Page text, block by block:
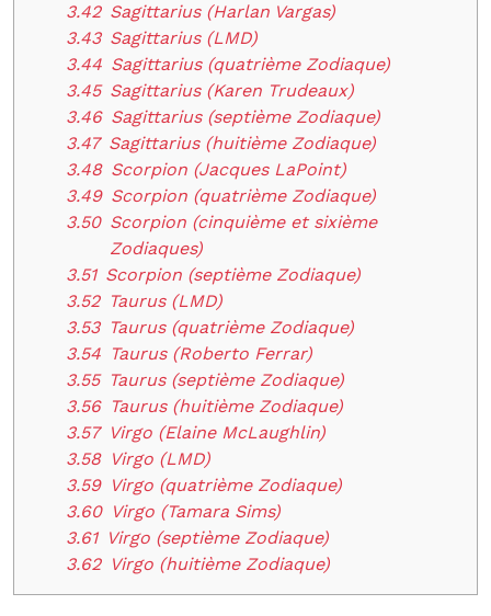
3.42 Sagittarius (Harlan Vargas)
3.43 Sagittarius (LMD)
3.44 Sagittarius (quatrième Zodiaque)
3.45 Sagittarius (Karen Trudeaux)
3.46 Sagittarius (septième Zodiaque)
3.47 Sagittarius (huitième Zodiaque)
3.48 Scorpion (Jacques LaPoint)
3.49 Scorpion (quatrième Zodiaque)
3.50 Scorpion (cinquième et sixième
Zodiaques)
3.51 Scorpion (septième Zodiaque)
3.52 Taurus (LMD)
3.53 Taurus (quatrième Zodiaque)
3.54 Taurus (Roberto Ferrar)
3.55 Taurus (septième Zodiaque)
3.56 Taurus (huitième Zodiaque)
3.57 Virgo (Elaine McLaughlin)
3.58 Virgo (LMD)
3.59 Virgo (quatrième Zodiaque)
3.60 Virgo (Tamara Sims)
3.61 Virgo (septième Zodiaque)
3.62 Virgo (huitième Zodiaque)